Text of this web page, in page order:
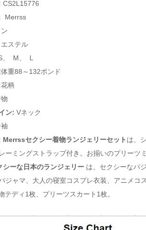
CS2L15776
Merrss
ステル
、 M、
L
重88～132ポンド
花柄
ン: Vネック
Merrssセクシー着物ランジェリーセット は、
ーミングストラップ付き。お揃いのプリー
シーな日本のランジェリー は、セクシーなパ
ジャマ、大人の寝室コスプレ衣装、アニメコ
テディ1枚、プリーツスカート1枚。